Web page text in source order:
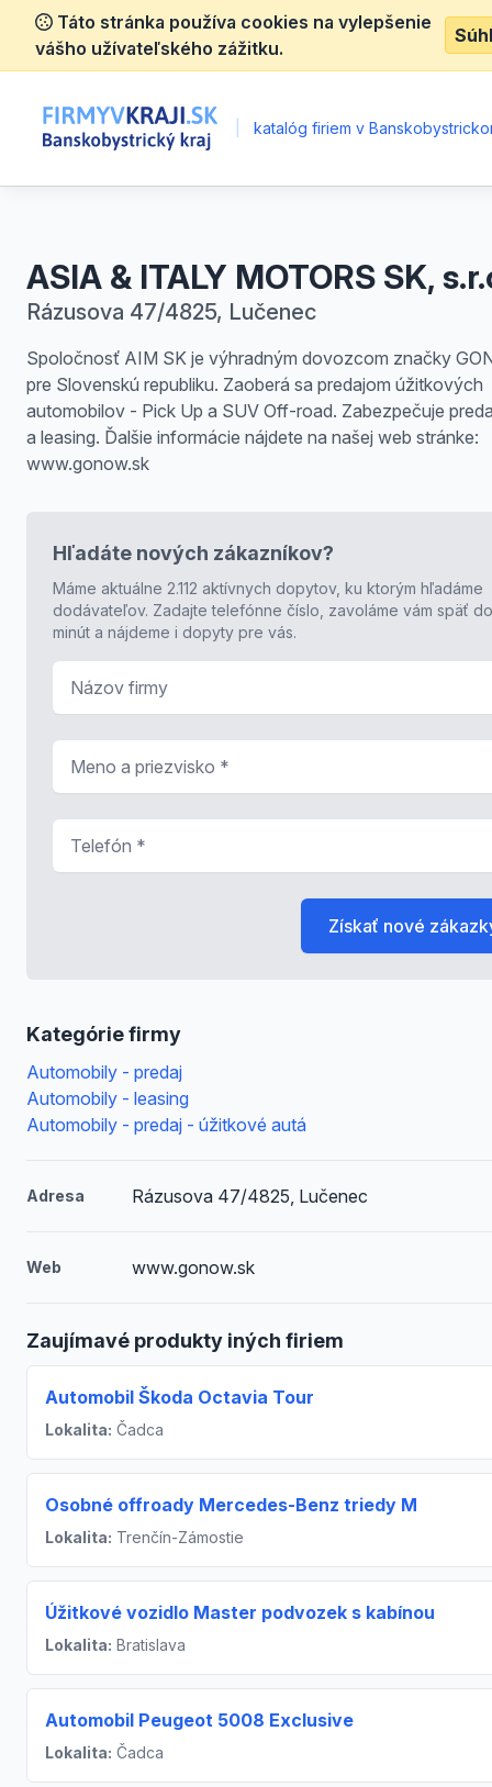
Táto stránka používa cookies na vylepšenie
vášho užívateľského zážitku.
katalóg firiem v
ASIA & ITALY MOTORS SK,
Rázusova 47/4825, Lučenec
Spoločnosť AIM SK je výhradným dovozcom značky
pre Slovenskú republiku. Zaoberá sa predajom úžitkových
automobilov - Pick Up a SUV Off-road. Zabezpečuje
a leasing. Ďalšie informácie nájdete na našej web stránke:
www.gonow.sk
Kategórie firmy
Automobily - predaj
Automobily - leasing
Automobily - predaj - úžitkové autá
Adresa Rázusova 47/4825, Lučenec
Web www.gonow.sk
Zaujímavé produkty iných firiem
Automobil Škoda Octavia Tour
Lokalita: Čadca
Osobné offroady Mercedes-Benz triedy M
Lokalita: Trenčín-Zámostie
Úžitkové vozidlo Master podvozek s kabínou
Lokalita: Bratislava
Automobil Peugeot 5008 Exclusive
Lokalita: Čadca
Hľadáte nových zákazníkov?
Máme aktuálne 2.112 aktívnych dopytov, ku ktorým hľadáme
dodávateľov. Zadajte telefónne číslo, zavoláme vám späť
minút a nájdeme i dopyty pre vás.
Získať nové